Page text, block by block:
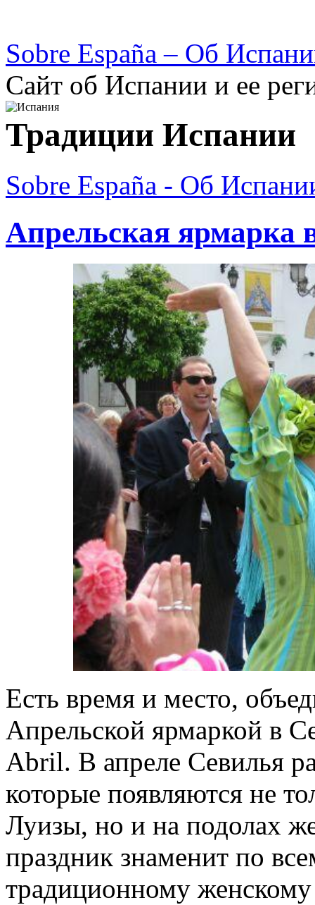
Sobre España – Об
Сайт об Испании и ее
Традиции Испании
Sobre España - Об
Апрельская ярмарка
Есть время и место,
Апрельской ярмаркой в
Abril. В апреле Севилья
которые появляются не
Луизы, но и на подолах
праздник знаменит по
традиционному